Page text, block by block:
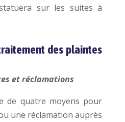
sur les suites à
des plaintes
et réclamations
de quatre moyens pour
une réclamation auprès